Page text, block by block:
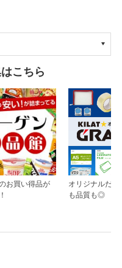
こちら
お買い得品が
オリジナルだか
も品質も◎